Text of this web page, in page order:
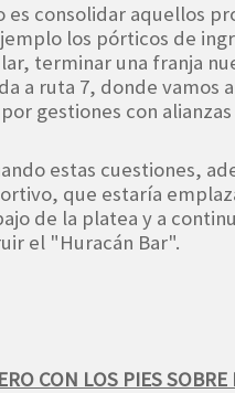
consolidar aquellos
los pórticos de
terminar una franja
a ruta 7, donde vamos
gestiones con
estas cuestiones,
que estaría
de la platea y a
el "Huracán Bar".
CON LOS PIES SOBRE